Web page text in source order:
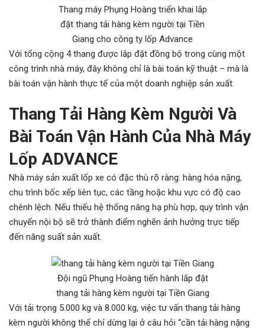
Thang máy Phụng Hoàng triển khai lắp
đặt thang tải hàng kèm người tại Tiền
Giang cho công ty lốp Advance
Với tổng cộng 4 thang được lắp đặt đồng bộ trong cùng một
công trình nhà máy, đây không chỉ là bài toán kỹ thuật – mà là
bài toán vận hành thực tế của một doanh nghiệp sản xuất.
Thang Tải Hàng Kèm Người Và
Bài Toán Vận Hành Của Nhà Máy
Lốp ADVANCE
Nhà máy sản xuất lốp xe có đặc thù rõ ràng: hàng hóa nặng,
chu trình bốc xếp liên tục, các tầng hoặc khu vực có độ cao
chênh lệch. Nếu thiếu hệ thống nâng hạ phù hợp, quy trình vận
chuyển nội bộ sẽ trở thành điểm nghẽn ảnh hưởng trực tiếp
đến năng suất sản xuất.
Đội ngũ Phụng Hoàng tiến hành lắp đặt
thang tải hàng kèm người tại Tiền Giang
Với tải trọng 5.000 kg và 8.000 kg, việc tư vấn thang tải hàng
kèm người không thể chỉ dừng lại ở câu hỏi “cần tải hàng nặng